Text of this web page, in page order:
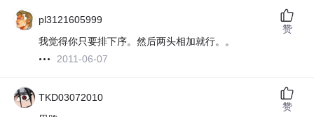
pl3121605999
我觉得你只要排下序。然后两头相加就行。。
2011-06-07
赞
TKD03072010
赞